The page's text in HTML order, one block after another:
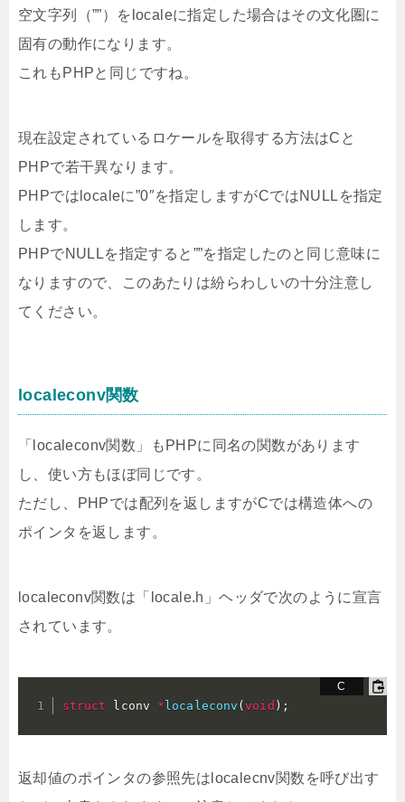
空文字列（””）をlocaleに指定した場合はその文化圏に
固有の動作になります。
これもPHPと同じですね。
現在設定されているロケールを取得する方法はCと
PHPで若干異なります。
PHPではlocaleに”0″を指定しますがCではNULLを指定
します。
PHPでNULLを指定すると””を指定したのと同じ意味に
なりますので、このあたりは紛らわしいの十分注意し
てください。
localeconv関数
「localeconv関数」もPHPに同名の関数があります
し、使い方もほぼ同じです。
ただし、PHPでは配列を返しますがCでは構造体への
ポインタを返します。
localeconv関数は「locale.h」ヘッダで次のように宣言
されています。
struct lconv *localeconv (void ) ;
返却値のポインタの参照先はlocalecnv関数を呼び出す